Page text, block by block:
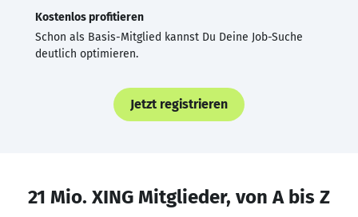
Kostenlos profitieren
Schon als Basis-Mitglied kannst Du Deine Job-Suche
deutlich optimieren.
Jetzt registrieren
21 Mio. XING Mitglieder, von A bis Z